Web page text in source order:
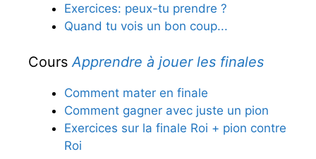
Exercices: peux-tu prendre ?
Quand tu vois un bon coup...
Cours Apprendre à jouer les finales
Comment mater en finale
Comment gagner avec juste un pion
Exercices sur la finale Roi + pion contre
Roi